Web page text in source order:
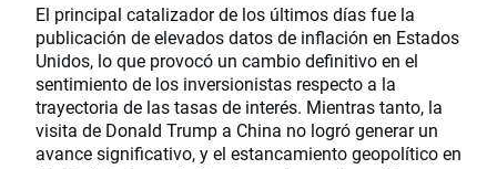
El principal catalizador de los últimos días fue la
publicación de elevados datos de inflación en Estados
Unidos, lo que provocó un cambio definitivo en el
sentimiento de los inversionistas respecto a la
trayectoria de las tasas de interés. Mientras tanto, la
visita de Donald Trump a China no logró generar un
avance significativo, y el estancamiento geopolítico en